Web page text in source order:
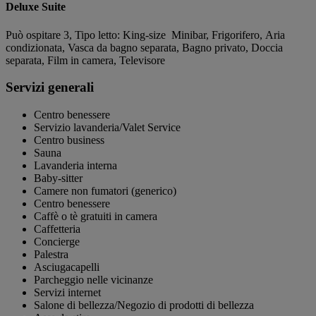
Deluxe Suite
Può ospitare 3, Tipo letto: King-size Minibar, Frigorifero, Aria
condizionata, Vasca da bagno separata, Bagno privato, Doccia
separata, Film in camera, Televisore
Servizi generali
Centro benessere
Servizio lavanderia/Valet Service
Centro business
Sauna
Lavanderia interna
Baby-sitter
Camere non fumatori (generico)
Centro benessere
Caffè o tè gratuiti in camera
Caffetteria
Concierge
Palestra
Asciugacapelli
Parcheggio nelle vicinanze
Servizi internet
Salone di bellezza/Negozio di prodotti di bellezza